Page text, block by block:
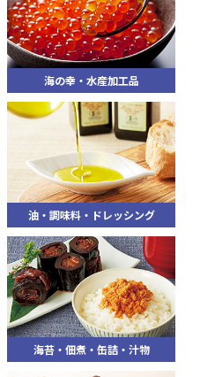
海の幸・水産加工品
油・調味料・ドレッシング
海苔・佃煮・缶詰・汁物